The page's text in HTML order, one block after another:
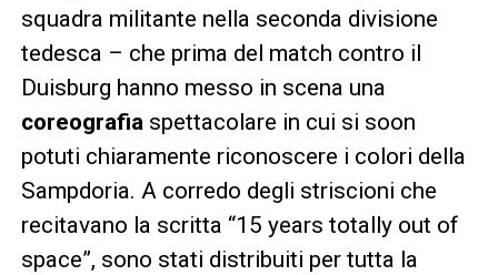
squadra militante nella seconda divisione
tedesca – che prima del match contro il
Duisburg hanno messo in scena una
coreografiaspettacolare in cui si soon
potuti chiaramente riconoscere i colori della
Sampdoria. A corredo degli striscioni che
recitavano la scritta “15 years totally out of
space”, sono stati distribuiti per tutta la